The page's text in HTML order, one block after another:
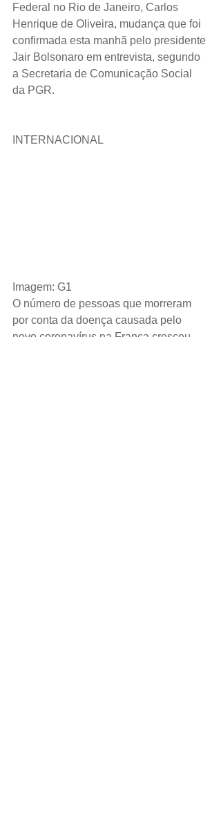
Federal no Rio de Janeiro, Carlos
Henrique de Oliveira, mudança que foi
confirmada esta manhã pelo presidente
Jair Bolsonaro em entrevista, segundo
a Secretaria de Comunicação Social
da PGR.
INTERNACIONAL
Imagem: G1
O número de pessoas que morreram
por conta da doença causada pelo
novo coronavírus na França cresceu